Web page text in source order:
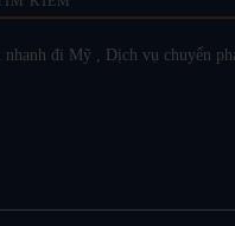
nhanh đi Mỹ , Dịch vụ chuyển